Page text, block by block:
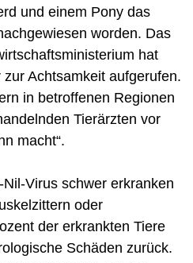
und einem Pony das
worden. Das
hat
Achtsamkeit aufgerufen.
in betroffenen Regionen
Tierärzten vor
macht“.
Virus schwer erkranken
oder
der erkrankten Tiere
Schäden zurück.